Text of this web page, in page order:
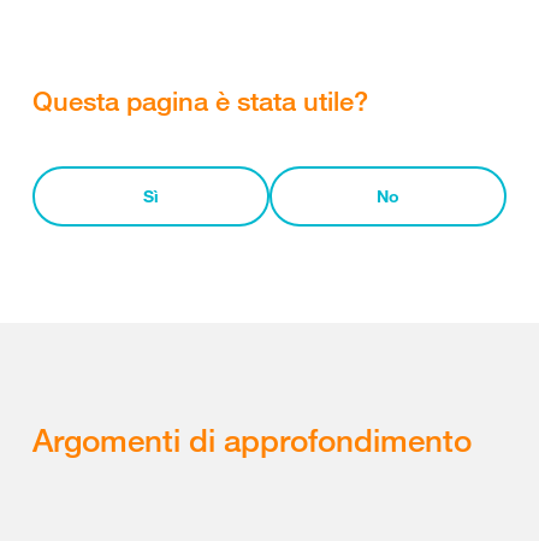
Questa pagina è stata utile?
Sì No
Argomenti di approfondimento